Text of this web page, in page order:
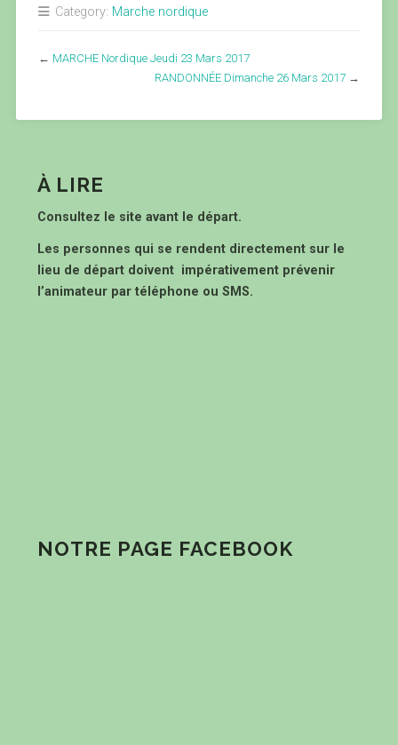
Category: Marche nordique
← MARCHE Nordique Jeudi 23 Mars 2017
RANDONNÉE Dimanche 26 Mars 2017 →
À LIRE
Consultez le site avant le départ.
Les personnes qui se rendent directement sur le
lieu de départ doivent impérativement prévenir
l’animateur par téléphone ou SMS.
NOTRE PAGE FACEBOOK